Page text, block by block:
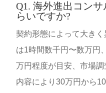
Q1. 海外進出コン
らいですか?
契約形態によって大き
は1時間数千円〜数万円
万円程度が目安、市場
内容により30万円から